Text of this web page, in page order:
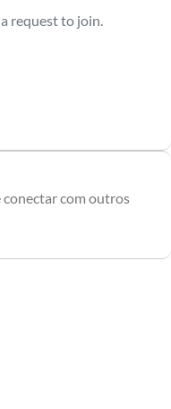
request to join.
conectar com outros